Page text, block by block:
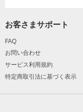
お客さまサポート
FAQ
お問い合わせ
サービス利用規約
特定商取引法に基づく表示